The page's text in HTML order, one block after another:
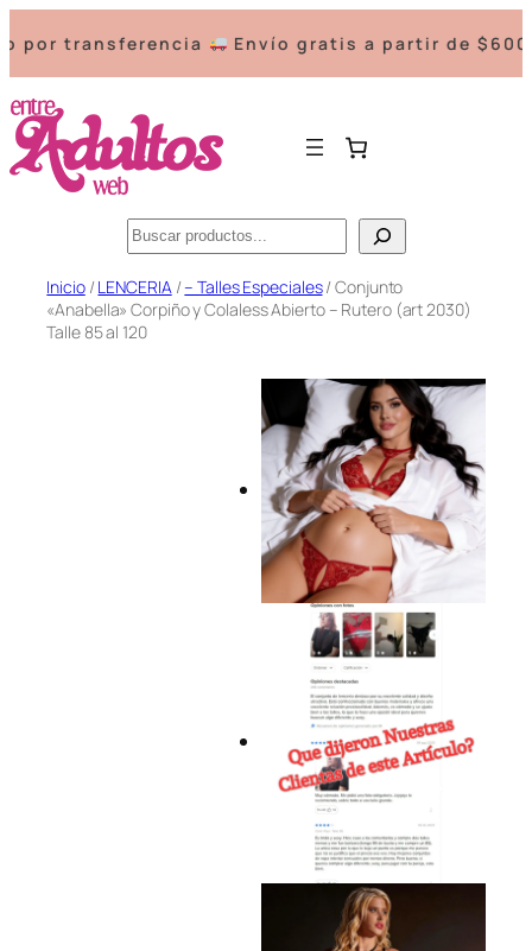
Envío gratis a partir de $60000.- 3
Buscar
Saltar
contenido
Inicio/LENCERIA/– Talles Especiales/ Conjunto
«Anabella» Corpiño y Colaless Abierto – Rutero (art 2030)
Talle 85 al 120